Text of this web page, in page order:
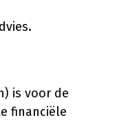
is voor de
financiële